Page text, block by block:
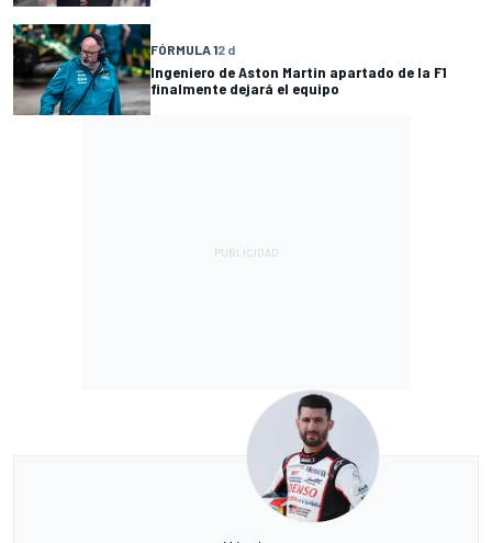
FÓRMULA 12 d
Ingeniero de Aston Martin apartado de la F1
finalmente dejará el equipo